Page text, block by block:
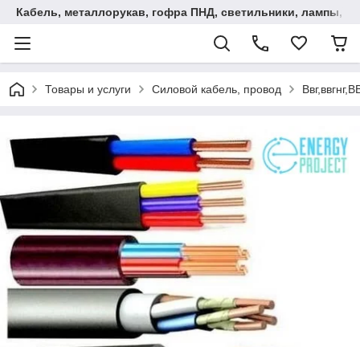
Кабель, металлорукав, гофра ПНД, cветильники, лампы, и
Товары и услуги Силовой кабель, провод